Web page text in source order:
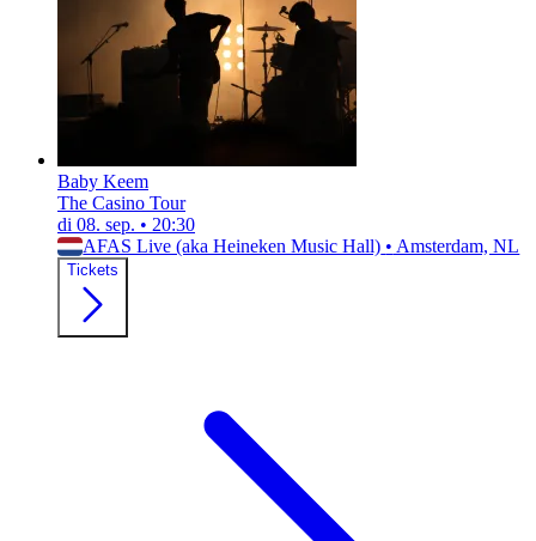
Baby Keem
The Casino Tour
di 08. sep. • 20:30
AFAS Live (aka Heineken Music Hall) • Amsterdam, NL
Tickets